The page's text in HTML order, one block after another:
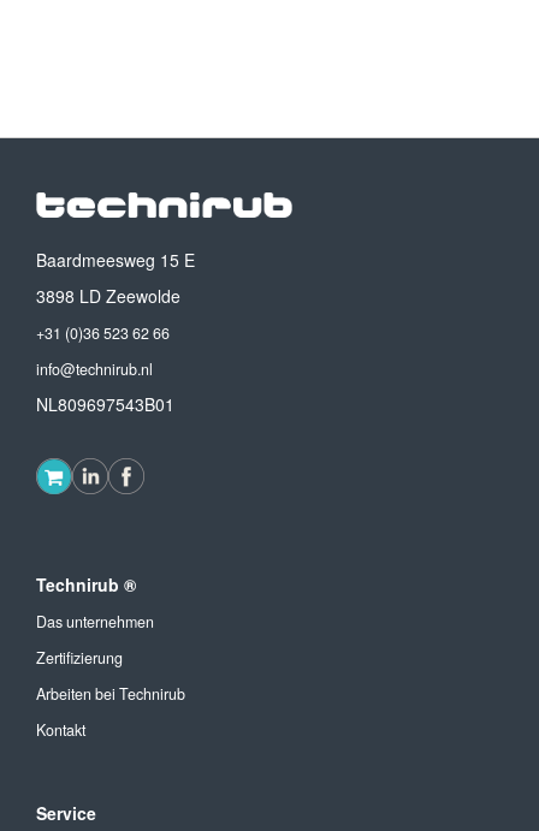
Baardmeesweg 15 E
3898 LD Zeewolde
+31 (0)36 523 62 66
info@technirub.nl
NL809697543B01
Technirub ®
Das unternehmen
Zertifizierung
Arbeiten bei Technirub
Kontakt
Service